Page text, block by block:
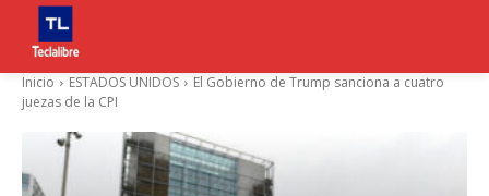
Inicio ESTADOS UNIDOS
El Gobierno de Trump sanciona a cuatro
juezas de la CPI